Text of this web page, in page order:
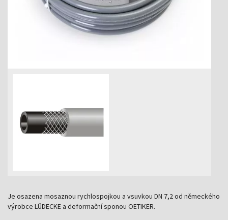
Je osazena mosaznou rychlospojkou a vsuvkou DN 7,2 od německého
výrobce LÜDECKE a deformační sponou OETIKER.